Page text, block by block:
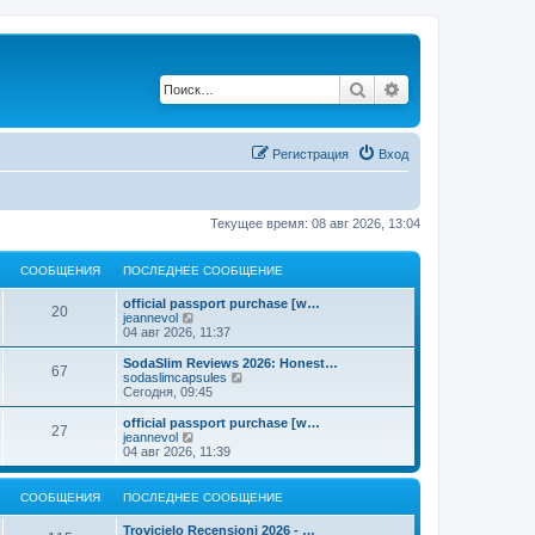
Поиск
Вход
Регистрация
Текущее время: 08 авг 2026, 13:04
СООБЩЕНИЯ ПОСЛЕДНЕЕ СООБЩЕНИЕ
20
official passport purchase [w…
jeannevol
е
р
е
й
т
п
о
с
л
д
н
е
04 авг 2026, 11:37
67
SodaSlim Reviews 2026: Honest…
sodaslimcapsules
р
е
к
п
о
с
Сегодня, 09:45
27
official passport purchase [w…
jeannevol
е
р
е
й
04 авг 2026, 11:39
СООБЩЕНИЯ ПОСЛЕДНЕЕ СООБЩЕНИЕ
Trovicielo Recensioni 2026 - …